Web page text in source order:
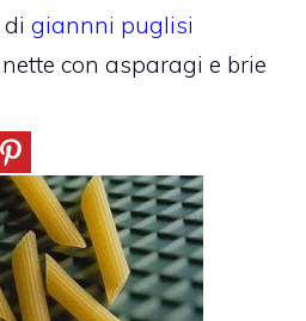
di giannni puglisi
con asparagi e brie